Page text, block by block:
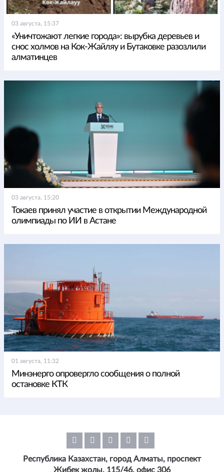
03 августа, 15:37
«Уничтожают легкие города»: вырубка деревьев и
снос холмов на Кок-Жайляу и Бутаковке разозлили
алматинцев
03 августа, 15:20
Токаев принял участие в открытии Международной
олимпиады по ИИ в Астане
01 августа, 11:32
Минэнерго опровергло сообщения о полной
остановке КТК
Республика Казахстан, город Алматы, проспект
Жибек жолы, 115/46, офис 306